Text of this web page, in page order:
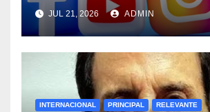
JUL 21, 2026 ADMIN
INTERNACIONAL PRINCIPAL RELEVANTE